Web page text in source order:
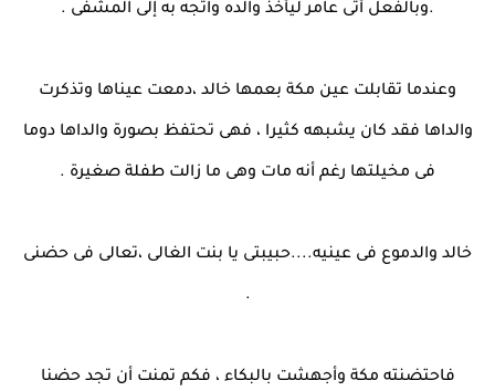
.وبالفعل أتى عامر ليأخذ والده واتجه به إلى المشفى .
وعندما تقابلت عين مكة بعمها خالد ،دمعت عيناها وتذكرت
والداها فقد كان يشبهه كثيرا ، فهى تحتفظ بصورة والداها دوما
فى مخيلتها رغم أنه مات وهى ما زالت طفلة صغيرة .
خالد والدموع فى عينيه....حبيبتى يا بنت الغالى ،تعالى فى حضنى
.
فاحتضنته مكة وأجهشت بالبكاء ، فكم تمنت أن تجد حضنا